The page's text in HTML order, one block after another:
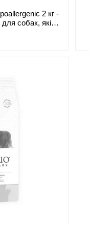
2 кг -
собак, які